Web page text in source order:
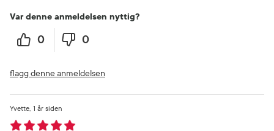
Var denne anmeldelsen nyttig?
0 0
flagg denne anmeldelsen
1 år siden
Yvette